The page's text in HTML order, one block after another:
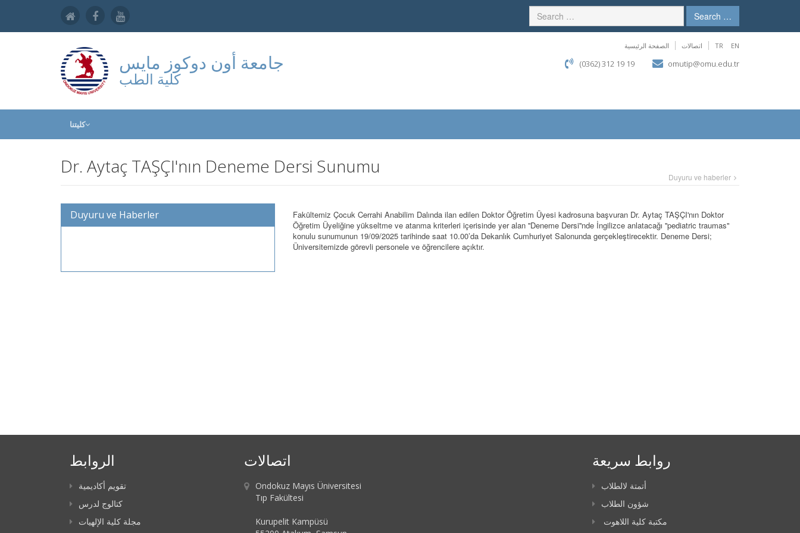
Search …
جامعة أون دوكوز مايس
كلية الطب
الصفحة الرئيسية اتصالات TR EN
(0362) 312 19 19 omutip@omu.edu.tr
كليتنا
Dr. Aytaç TAŞÇI'nın Deneme Dersi Sunumu Duyuru ve haberler
Duyuru ve Haberler
Fakültemiz Çocuk Cerrahi Anabilim Dalında ilan edilen Doktor Öğretim Üyesi kadrosuna başvuran Dr. Aytaç TAŞÇI'nın Doktor
Öğretim Üyeliğine yükseltme ve atanma kriterleri içerisinde yer alan ''Deneme Dersi''nde İngilizce anlatacağı ''pediatric traumas"
konulu sunumunun 19/09/2025 tarihinde saat 10.00’da Dekanlık Cumhuriyet Salonunda gerçekleştirecektir. Deneme Dersi;
Üniversitemizde görevli personele ve öğrencilere açıktır.
الروابط
تقويم أكاديمية
كتالوج لدرس
مجلة كلية الإلهيات
اتصالات
Ondokuz Mayıs Üniversitesi
Tıp Fakültesi
Kurupelit Kampüsü
روابط سريعة
أتمتة لالطلاب
شؤون الطلاب
مكتبة كلية اللاهوت